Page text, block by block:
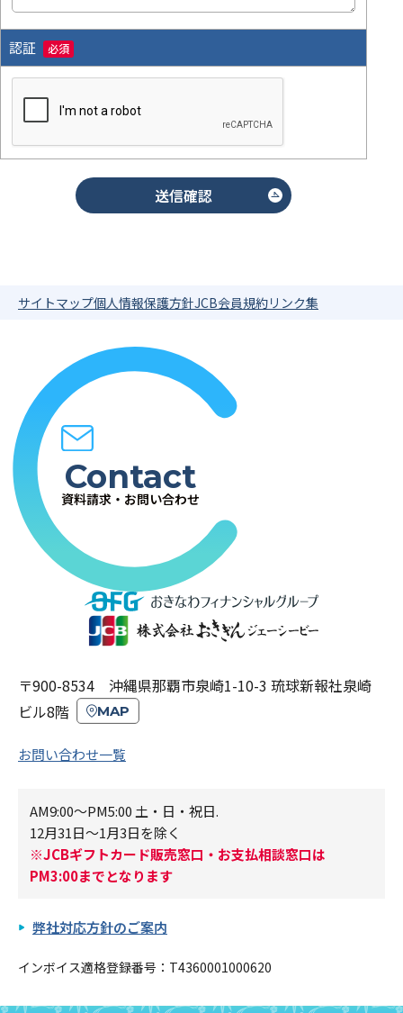
認証 必須
サイトマップ個人情報保護方針JCB会員規約リンク集
Contact
資料請求・お問い合わせ
〒900-8534 沖縄県那覇市泉崎1-10-3 琉球新報社泉崎
ビル8階
MAP
お問い合わせ一覧
AM9:00～PM5:00 土・日・祝日.
12月31日～1月3日を除く
※JCBギフトカード販売窓口・お支払相談窓口は
PM3:00までとなります
弊社対応方針のご案内
インボイス適格登録番号：T4360001000620